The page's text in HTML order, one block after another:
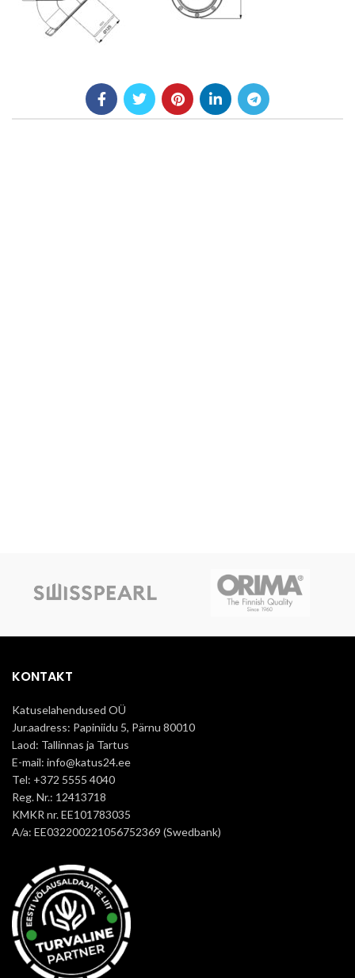
KONTAKT
Katuselahendused OÜ
Jur.aadress: Papiniidu 5, Pärnu 80010
Laod: Tallinnas ja Tartus
E-mail: info@katus24.ee
Tel: +372 5555 4040
Reg. Nr.: 12413718
KMKR nr. EE101783035
A/a: EE032200221056752369 (Swedbank)